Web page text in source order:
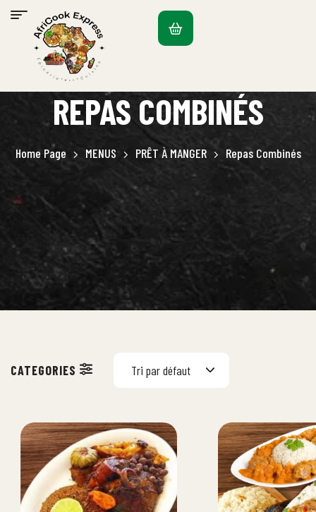
REPAS COMBINÉS
Home Page MENUS PRÊT À MANGER Repas Combinés
Tri par défaut